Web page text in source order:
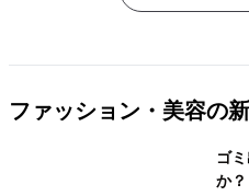
ファッション・美容の
ゴ
か？